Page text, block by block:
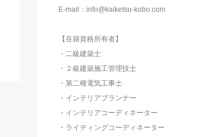
E-mail：info@kaiketsu-kobo.com
【在籍資格所有者】
・二級建築士
・２級建築施工管理技士
・第二種電気工事士
・インテリアプランナー
・インテリアコーディネーター
・ライティングコーディネーター